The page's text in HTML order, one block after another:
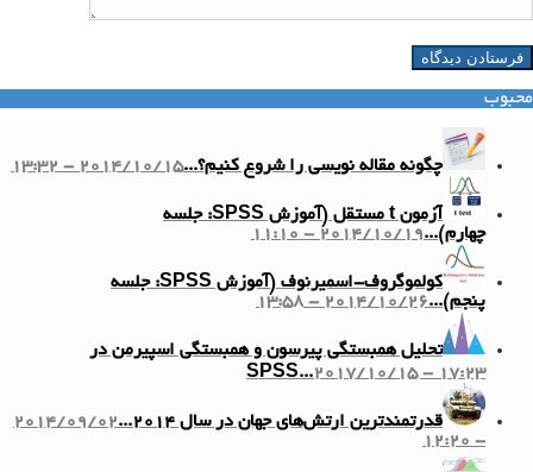
محبوب
چگونه مقاله نویسی را شروع کنیم؟...2014/10/15 - 13:32
آزمون t مستقل (آموزش SPSS: جلسه
چهارم)...2014/10/19 - 11:10
کولموگروف-اسمیرنوف (آموزش SPSS: جلسه
پنجم)...2014/10/26 - 13:58
تحلیل همبستگی پیرسون و همبستگی اسپیرمن در
SPSS...2017/10/15 - 17:23
قدرتمندترین ارتش‌های جهان در سال ۲۰۱۴...
2014/09/02
- 12:20